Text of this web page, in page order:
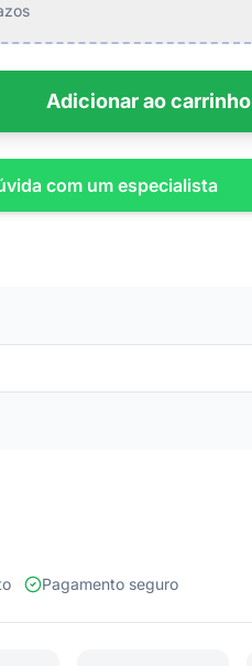
Adicionar ao carrinho
com um especialista
Pagamento seguro